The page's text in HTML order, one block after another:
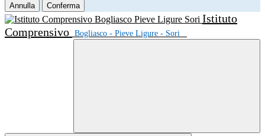
Annulla Conferma
Istituto
Comprensivo Bogliasco - Pieve Ligure - Sori